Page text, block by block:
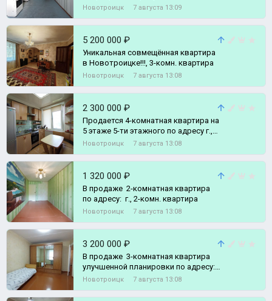
квартира
Новотроицк 7 августа 13:09
5 200 000 ₽
Уникальная совмещённая квартира
в Новотроицке!!!, 3-комн. квартира
Новотроицк 7 августа 13:08
2 300 000 ₽
Продается 4-комнатная квартира на
5 этаже 5-ти этажного по адресу г.,
4-комн. квартира
Новотроицк 7 августа 13:08
1 320 000 ₽
В продаже 2-комнатная квартира
по адресу: г., 2-комн. квартира
Новотроицк 7 августа 13:08
3 200 000 ₽
В продаже 3-комнатная квартира
улучшенной планировки по адресу:
г., 3-комн. квартира
Новотроицк 7 августа 13:08